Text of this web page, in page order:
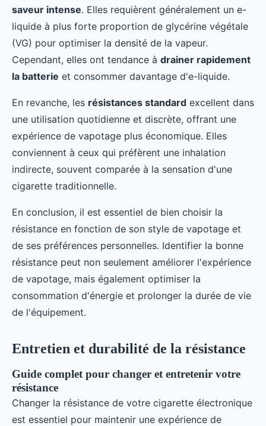
saveur intense. Elles requièrent généralement un e-
liquide à plus forte proportion de glycérine végétale
(VG) pour optimiser la densité de la vapeur.
Cependant, elles ont tendance à drainer rapidement
la batterie et consommer davantage d'e-liquide.
En revanche, les résistances standard excellent dans
une utilisation quotidienne et discrète, offrant une
expérience de vapotage plus économique. Elles
conviennent à ceux qui préfèrent une inhalation
indirecte, souvent comparée à la sensation d'une
cigarette traditionnelle.
En conclusion, il est essentiel de bien choisir la
résistance en fonction de son style de vapotage et
de ses préférences personnelles. Identifier la bonne
résistance peut non seulement améliorer l'expérience
de vapotage, mais également optimiser la
consommation d'énergie et prolonger la durée de vie
de l'équipement.
Entretien et durabilité de la résistance
Guide complet pour changer et entretenir votre
résistance
Changer la résistance de votre cigarette électronique
est essentiel pour maintenir une expérience de